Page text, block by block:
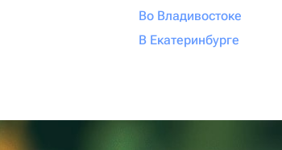
Во Владивостоке
В Екатеринбурге